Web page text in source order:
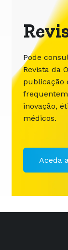
Pode
Revista da
publicação
inovação,
médicos.
Aceda